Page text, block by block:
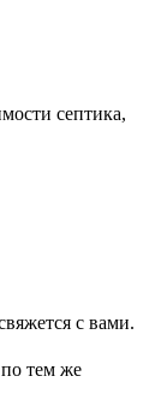
септика,
с вами.
по тем же